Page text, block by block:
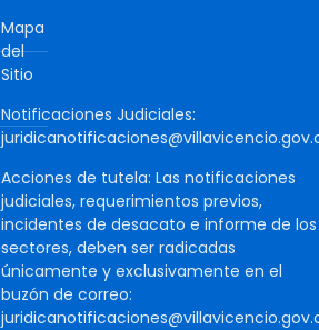
Mapa
del
Sitio
Notificaciones Judiciales:
Acciones de tutela: Las notificaciones
judiciales, requerimientos previos,
incidentes de desacato e informe de los
sectores, deben ser radicadas
únicamente y exclusivamente en el
buzón de correo: